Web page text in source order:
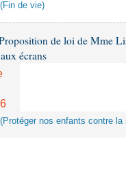
de vie)
de loi de Mme
écrans
nos enfants contre